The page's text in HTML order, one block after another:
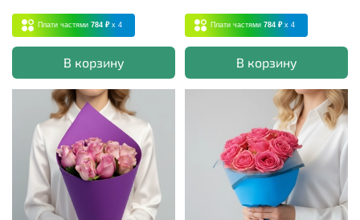
Плати частями 784 ₽ x 4
В корзину
Плати частями 784 ₽ x 4
В корзину